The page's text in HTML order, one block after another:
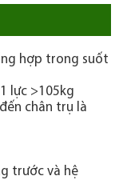
hợp trong suốt
lực >105kg
chân trụ là
trước và hệ